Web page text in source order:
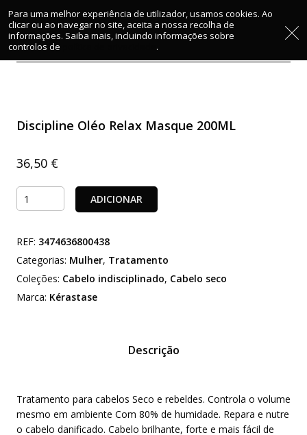
Para uma melhor experiência de utilizador, usamos cookies. Ao
clicar ou ao navegar no site, aceita a nossa recolha de
informações. Saiba mais, incluindo informações sobre
controlos de
.
Início/Mulher/Tratamento / Discipline Oléo Relax
Masque 200ML
Discipline Oléo Relax Masque 200ML
36,50 €
Quantidade
de
Oléo
Relax
Masque
200ML
ADICIONAR
REF: 3474636800438
Categorias: Mulher, Tratamento
Coleções: Cabelo indisciplinado, Cabelo seco
Marca: Kérastase
Descrição
Tratamento para cabelos Seco e rebeldes. Controla o volume
mesmo em ambiente Com 80% de humidade. Repara e nutre
o cabelo danificado. Cabelo brilhante, forte e mais fácil de